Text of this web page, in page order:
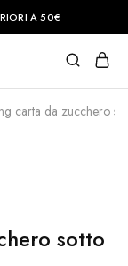
A 50€
carta da zucchero
sotto